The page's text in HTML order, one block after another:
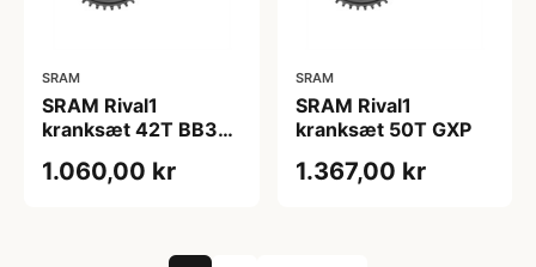
SRAM
SRAM Rival1
kranksæt 42T BB30
pedalarm: 175 mm)
1.060,00 kr
SRAM
SRAM Rival1
kranksæt 50T GXP
1.367,00 kr